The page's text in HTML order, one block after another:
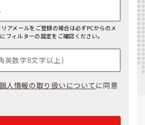
アメールをご登録の場合は必ずPCからのメ
フィルターの設定をご確認ください。
人情報の取り扱いについて に同意